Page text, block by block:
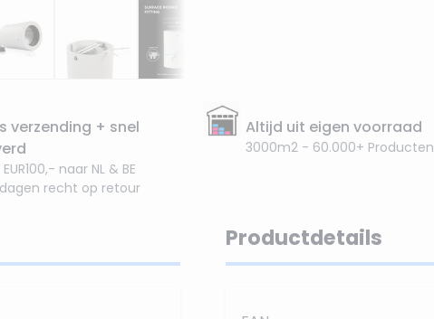
verzending + snel
naar NL & BE
dagen recht op retour
Altijd uit eigen voorraad
3000m2 - 60.000+ Producten
Productdetails